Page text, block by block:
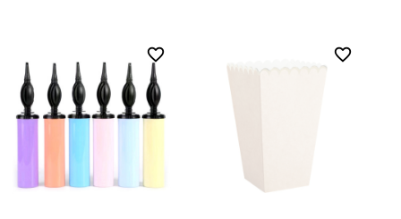
favorite_border favorite_border